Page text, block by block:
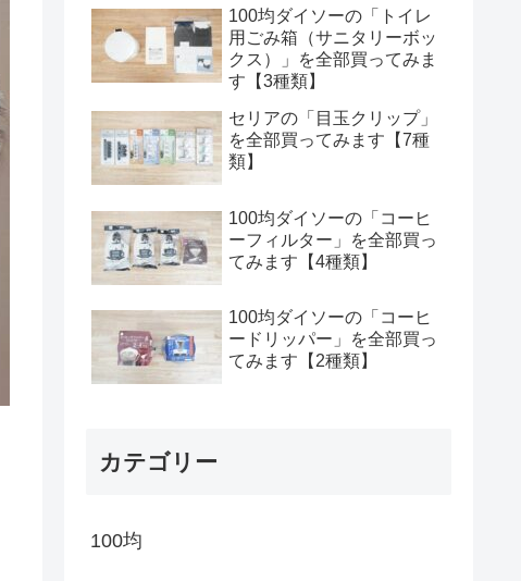
100均ダイソーの「トイレ
用ごみ箱（サニタリーボッ
クス）」を全部買ってみま
す【3種類】
セリアの「目玉クリップ」
を全部買ってみます【7種
類】
100均ダイソーの「コーヒ
ーフィルター」を全部買っ
てみます【4種類】
100均ダイソーの「コーヒ
ードリッパー」を全部買っ
てみます【2種類】
カテゴリー
100均